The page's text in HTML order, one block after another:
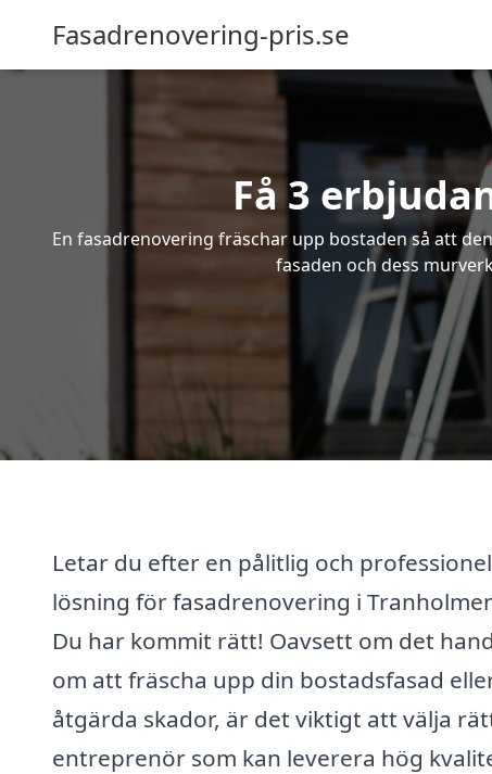
Fasadrenovering-pris.se
Få 3
En fasadrenovering fräschar upp bostaden så att
fasaden och dess
Letar du efter en pålitlig och
lösning för fasadrenovering i
Du har kommit rätt! Oavsett om det
om att fräscha upp din bostadsfasad
åtgärda skador, är det viktigt att välja
entreprenör som kan leverera hög